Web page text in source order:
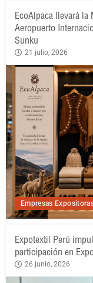
Empresas
EcoAlpaca llevará la
Aeropuerto
Sunku
21 julio, 2026
Expotextil Perú
participación en
26 junio, 2026